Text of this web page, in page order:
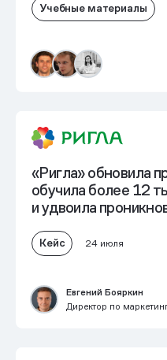
Учебные материалы
«Ригла» обновила
обучила более 12
иудвоила
Кейс 24 июля
Евгений Бояркин
Директор по